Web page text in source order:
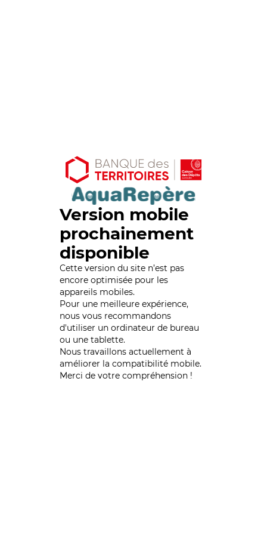
Version mobile
prochainement
disponible
Cette version du site n’est pas
encore optimisée pour les
appareils mobiles.
Pour une meilleure expérience,
nous vous recommandons
d'utiliser un ordinateur de bureau
ou une tablette.
Nous travaillons actuellement à
améliorer la compatibilité mobile.
Merci de votre compréhension !